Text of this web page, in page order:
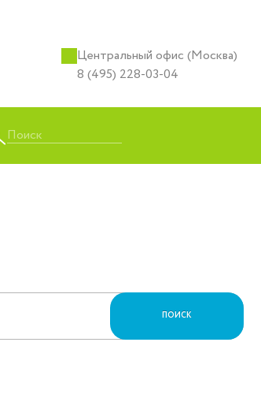
Центральный офис (Москва)
8 (495) 228-03-04
Поиск
ПОИСК